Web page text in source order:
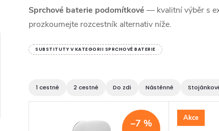
Sprchové baterie podomítkové — kvalitní výběr s
prozkoumejte rozcestník alternativ níže.
SUBSTITUTY V KATEGORII SPRCHOVÉ BATERIE
1 cestné 2 cestné Do zdi Nástěnné
–7 % Akce